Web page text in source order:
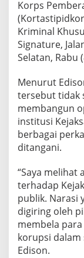
Korps
Kriminal
Signature,
Selatan, Rabu
Menurut
tersebut tidak
membangun
institusi
berbagai
ditangani.
“Saya melihat
terhadap
publik. Narasi
digiring oleh
membela
korupsi dalam
Edison.